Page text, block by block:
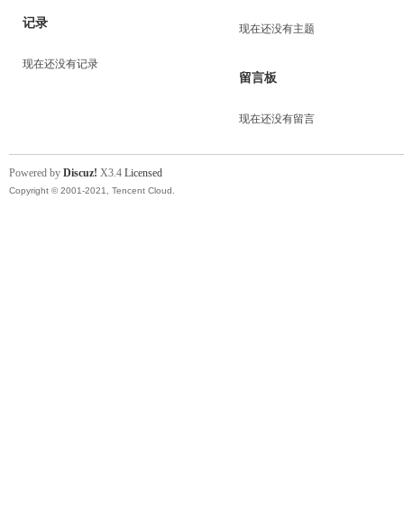
记录
现在还没有记录
现在还没有主题
留言板
现在还没有留言
Powered by Discuz! X3.4 Licensed
Copyright © 2001-2021, Tencent Cloud.